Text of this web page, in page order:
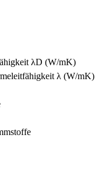
λD (W/mK)
λ (W/mK)